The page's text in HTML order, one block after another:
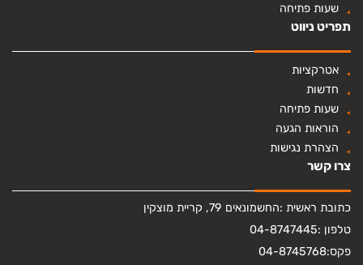
שעות פתיחה
תפריט ניווט
אטרקציות
חדשות
שעות פתיחה
הוראות הגעה
הצהרת נגישות
צרו קשר
כתובת ראשית :החשמונאים 79, קריית מוצקין
טלפון :04-8747445
פקס:04-8745768